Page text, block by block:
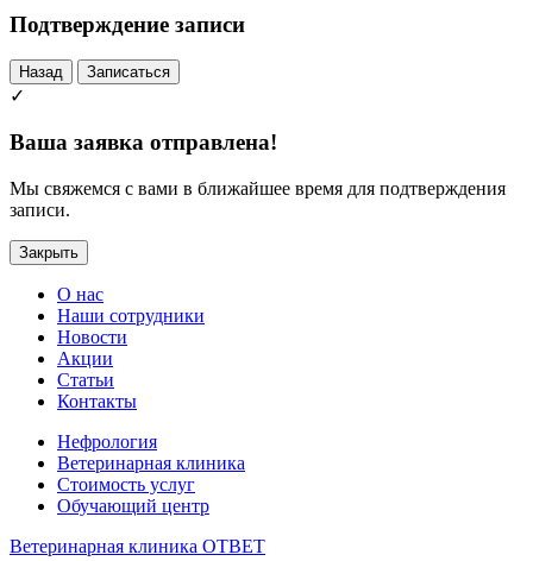
Подтверждение записи
Назад Записаться
✓
Ваша заявка отправлена!
Мы свяжемся с вами в ближайшее время для подтверждения
записи.
Закрыть
О нас
Наши сотрудники
Новости
Акции
Статьи
Контакты
Нефрология
Ветеринарная клиника
Стоимость услуг
Обучающий центр
Ветеринарная клиника ОТВЕТ